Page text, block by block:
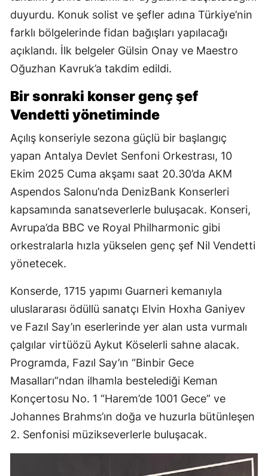
duyurdu. Konuk solist ve şefler adına Türkiye’nin
farklı bölgelerinde fidan bağışları yapılacağı
açıklandı. İlk belgeler Gülsin Onay ve Maestro
Oğuzhan Kavruk’a takdim edildi.
Bir sonraki konser genç şef
Vendetti yönetiminde
Açılış konseriyle sezona güçlü bir başlangıç
yapan Antalya Devlet Senfoni Orkestrası, 10
Ekim 2025 Cuma akşamı saat 20.30’da AKM
Aspendos Salonu’nda DenizBank Konserleri
kapsamında sanatseverlerle buluşacak. Konseri,
Avrupa’da BBC ve Royal Philharmonic gibi
orkestralarla hızla yükselen genç şef Nil Vendetti
yönetecek.
Konserde, 1715 yapımı Guarneri kemanıyla
uluslararası ödüllü sanatçı Elvin Hoxha Ganiyev
ve Fazıl Say’ın eserlerinde yer alan usta vurmalı
çalgılar virtüözü Aykut Köselerli sahne alacak.
Programda, Fazıl Say’ın “Binbir Gece
Masalları”ndan ilhamla bestelediği Keman
Konçertosu No. 1 “Harem’de 1001 Gece” ve
Johannes Brahms’ın doğa ve huzurla bütünleşen
2. Senfonisi müzikseverlerle buluşacak.